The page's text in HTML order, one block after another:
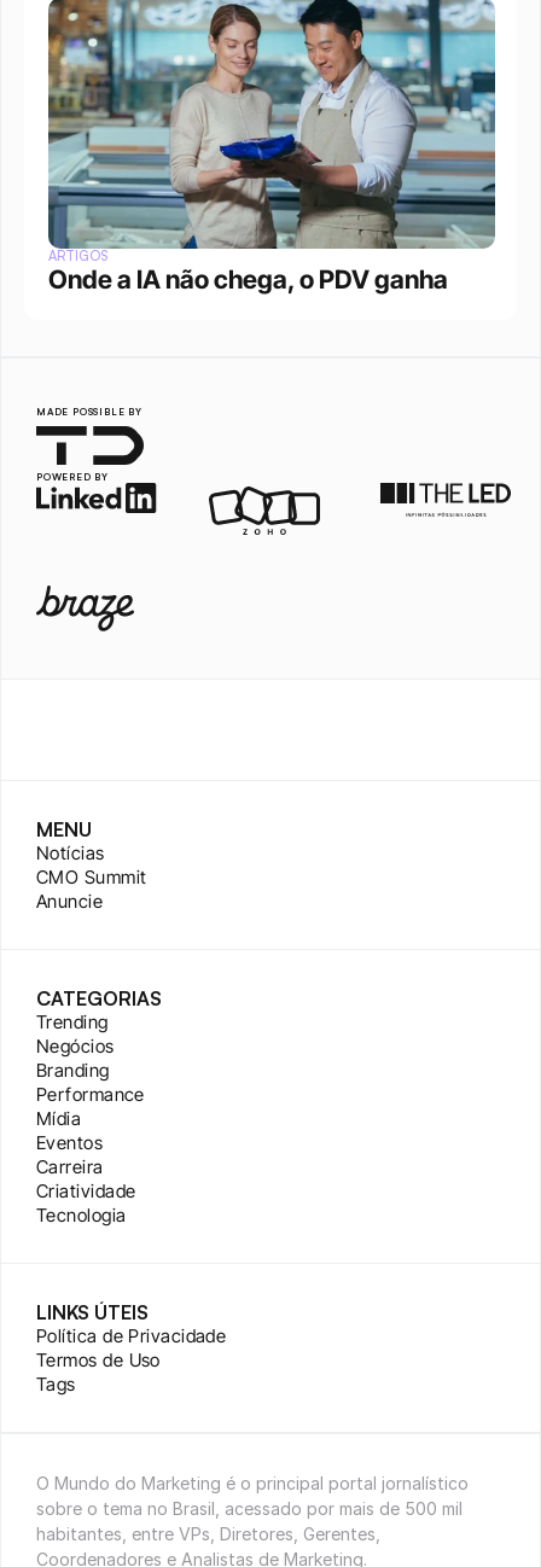
ARTIGOS
Onde a IA não chega, o PDV ganha
MADE POSSIBLE BY
POWERED BY
MENU
Notícias
CMO Summit
Anuncie
CATEGORIAS
Trending
Negócios
Branding
Performance
Mídia
Eventos
Carreira
Criatividade
Tecnologia
LINKS ÚTEIS
Política de Privacidade
Termos de Uso
Tags
O Mundo do Marketing é o principal portal jornalístico
sobre o tema no Brasil, acessado por mais de 500 mil
habitantes, entre VPs, Diretores, Gerentes,
Coordenadores e Analistas de Marketing.